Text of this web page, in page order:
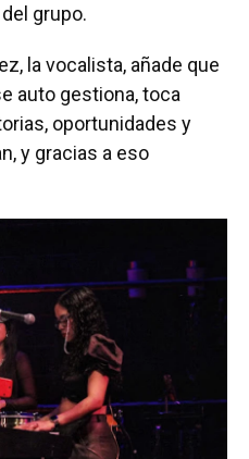
grupo.
la vocalista, añade que
auto gestiona, toca
oportunidades y
y gracias a eso